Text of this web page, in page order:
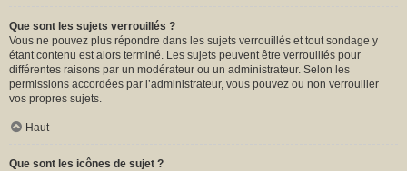
Que sont les sujets verrouillés ?
Vous ne pouvez plus répondre dans les sujets verrouillés et tout sondage y
étant contenu est alors terminé. Les sujets peuvent être verrouillés pour
différentes raisons par un modérateur ou un administrateur. Selon les
permissions accordées par l’administrateur, vous pouvez ou non verrouiller
vos propres sujets.
Haut
Que sont les icônes de sujet ?